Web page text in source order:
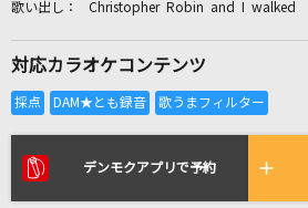
全国りれき
リアルタイムで歌われてい
Christopher Robin and I walked
対応カラオケコンテンツ
デンモクアプリで予約